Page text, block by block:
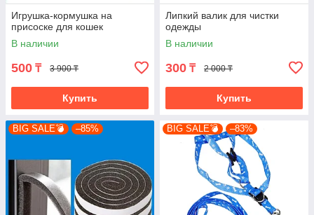
Игрушка-кормушка на
присоске для кошек
В наличии
500 ₸ 3 900 ₸
Купить
Липкий валик для чистки
одежды
В наличии
300 ₸ 2 000 ₸
Купить
BIG SALE💣 –85% BIG SALE💣 –83%